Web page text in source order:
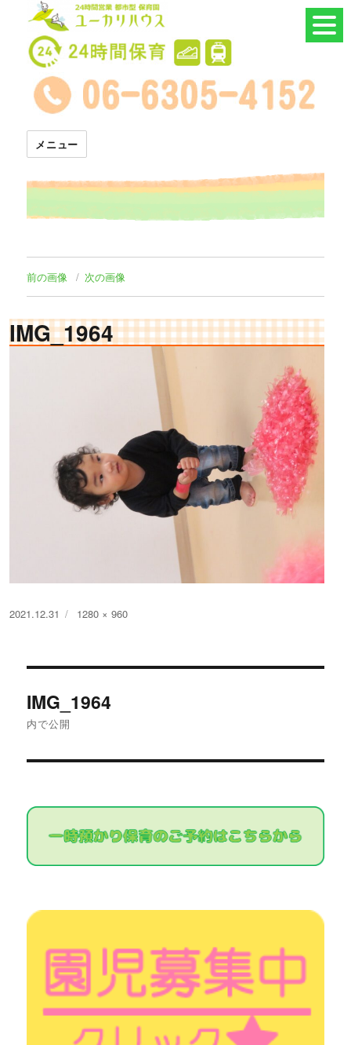
24時間託児所 ユーカリハウス
メニュー
前の画像 次の画像
IMG_1964
投
2021.12.31
フ
1280 × 960
稿
ゲ
ョ
ン
IMG_1964
内で公開